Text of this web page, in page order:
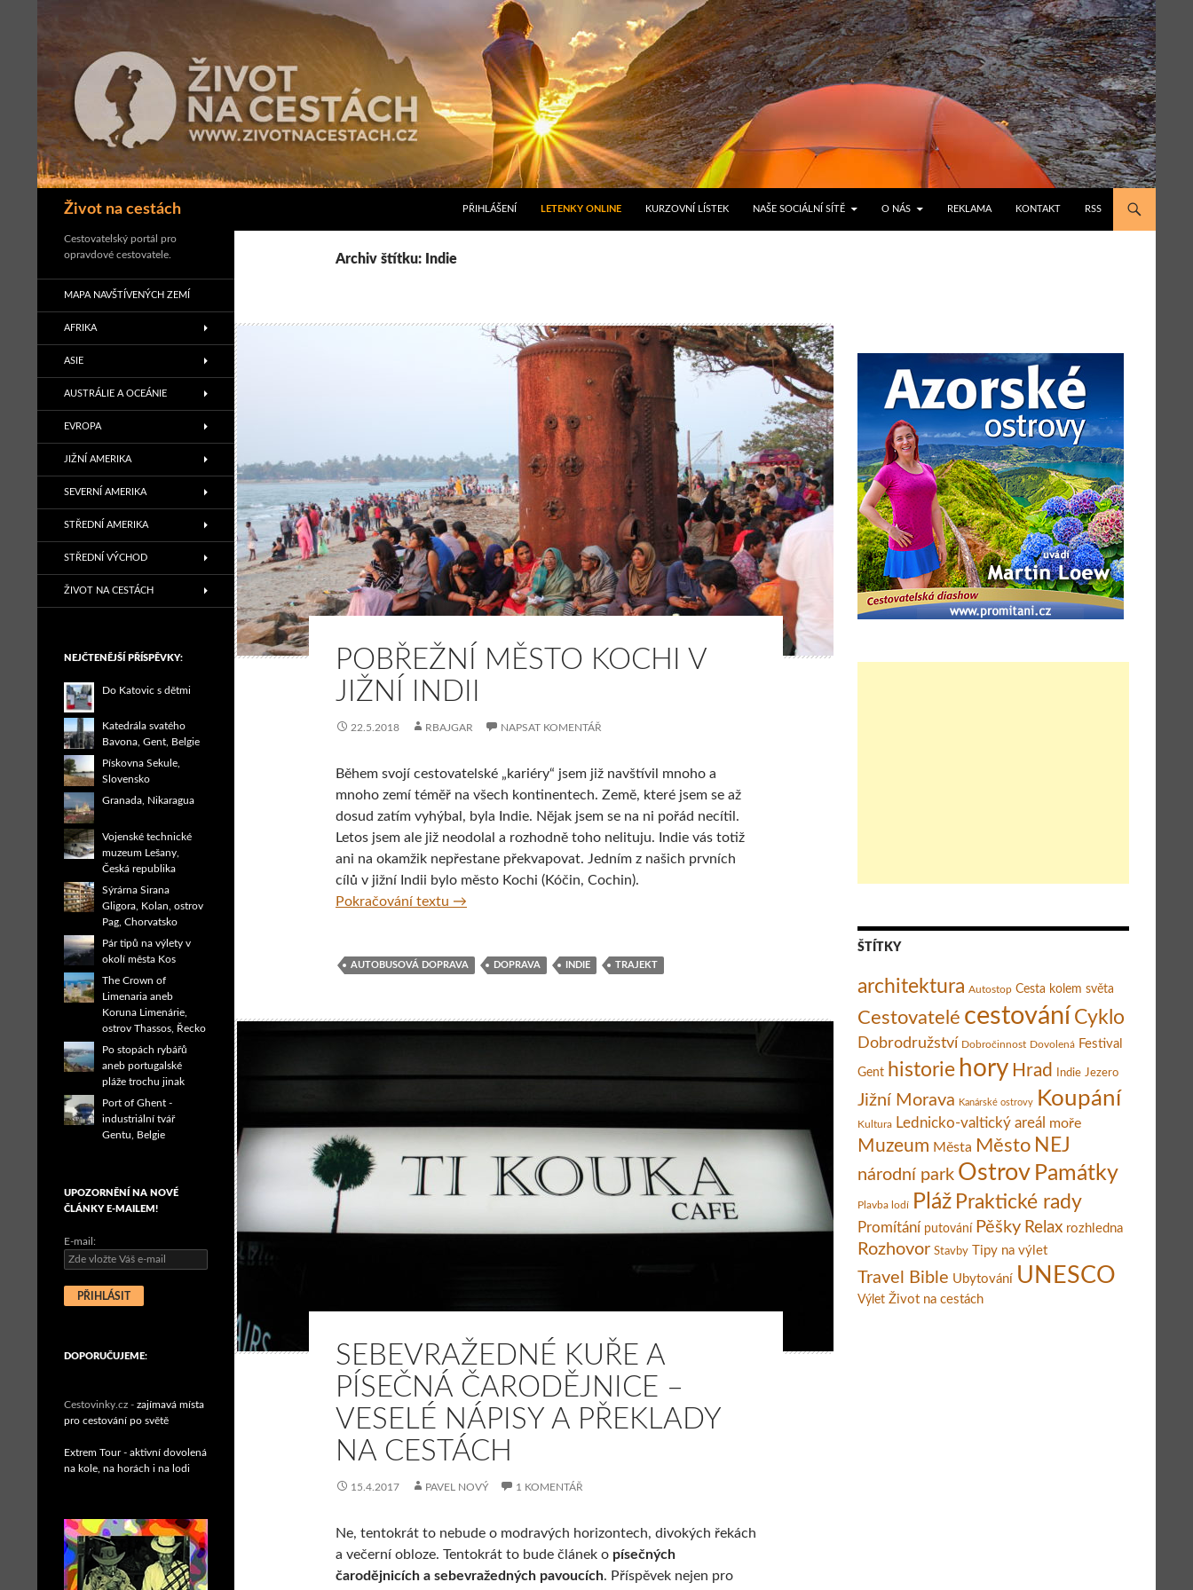
Život na cestách
Hledat
PŘIHLÁŠENÍ LETENKY ONLINE KURZOVNÍ LÍSTEK NAŠE SOCIÁLNÍ SÍTĚ O NÁS REKLAMA KONTAKT RSS
Archiv štítku: Indie
POBŘEŽNÍ MĚSTO KOCHI V
JIŽNÍ INDII
22.5.2018 RBAJGAR NAPSAT KOMENTÁŘ
Během svojí cestovatelské „kariéry“ jsem již navštívil mnoho a
mnoho zemí téměř na všech kontinentech. Země, které jsem se až
dosud zatím vyhýbal, byla Indie. Nějak jsem se na ni pořád necítil.
Letos jsem ale již neodolal a rozhodně toho nelituju. Indie vás totiž
ani na okamžik nepřestane překvapovat. Jedním z našich prvních
cílů v jižní Indii bylo město Kochi (Kóčin, Cochin).
Pokračování textu Pobřežní město Kochi v jižní Indii
→
AUTOBUSOVÁ DOPRAVA DOPRAVA INDIE TRAJEKT
SEBEVRAŽEDNÉ KUŘE A
PÍSEČNÁ ČARODĚJNICE –
VESELÉ NÁPISY A PŘEKLADY
NA CESTÁCH
15.4.2017 PAVEL NOVÝ 1 KOMENTÁŘ
Ne, tentokrát to nebude o modravých horizontech, divokých řekách
a večerní obloze. Tentokrát to bude článek o písečných
čarodějnicích a sebevražedných pavoucích. Příspěvek nejen pro
ŠTÍTKY
architektura Autostop Cesta kolem světa
Cestovatelé cestování Cyklo
Dobrodružství Dobročinnost Dovolená Festival
Gent historie hory Hrad Indie Jezero
Jižní Morava Kanárské ostrovy Koupání
Kultura Lednicko-valtický areál moře
Muzeum Města Město NEJ
národní park Ostrov Památky
Plavba lodí Pláž Praktické rady
Promítání putování Pěšky Relax rozhledna
Rozhovor Stavby Tipy na výlet
Travel Bible Ubytování UNESCO
Výlet Život na cestách
Cestovatelský portál pro
opravdové cestovatele.
MAPA NAVŠTÍVENÝCH ZEMÍ
AFRIKA
ASIE
AUSTRÁLIE A OCEÁNIE
EVROPA
JIŽNÍ AMERIKA
SEVERNÍ AMERIKA
STŘEDNÍ AMERIKA
STŘEDNÍ VÝCHOD
ŽIVOT NA CESTÁCH
NEJČTENĚJŠÍ PŘÍSPĚVKY:
Do Katovic s dětmi
Katedrála svatého
Bavona, Gent, Belgie
Pískovna Sekule,
Slovensko
Granada, Nikaragua
Vojenské technické
muzeum Lešany,
Česká republika
Sýrárna Sirana
Gligora, Kolan, ostrov
Pag, Chorvatsko
Pár tipů na výlety v
okolí města Kos
The Crown of
Limenaria aneb
Koruna Limenárie,
ostrov Thassos, Řecko
Po stopách rybářů
aneb portugalské
pláže trochu jinak
Port of Ghent -
industriální tvář
Gentu, Belgie
UPOZORNĚNÍ NA NOVÉ
ČLÁNKY E-MAILEM!
E-mail:
DOPORUČUJEME:
Cestovinky.cz - zajímavá místa
pro cestování po světě
Extrem Tour - aktivní dovolená
na kole, na horách i na lodi